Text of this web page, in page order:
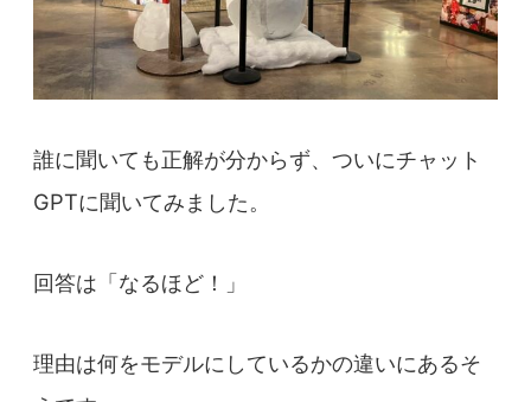
誰に聞いても正解が分からず、ついにチャット
GPTに聞いてみました。
回答は「なるほど！」
理由は何をモデルにしているかの違いにあるそ